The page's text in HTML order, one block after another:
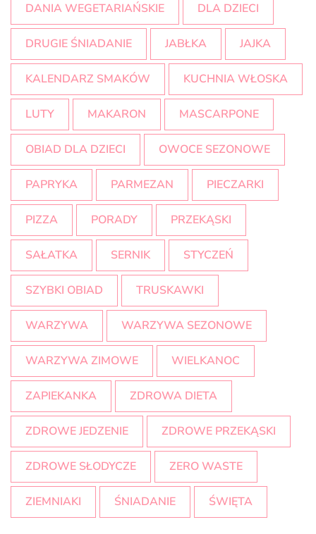
DANIA WEGETARIAŃSKIE DLA DZIECI
DRUGIE ŚNIADANIE JABŁKA JAJKA
KALENDARZ SMAKÓW KUCHNIA WŁOSKA
LUTY MAKARON MASCARPONE
OBIAD DLA DZIECI OWOCE SEZONOWE
PAPRYKA PARMEZAN PIECZARKI
PIZZA PORADY PRZEKĄSKI
SAŁATKA SERNIK STYCZEŃ
SZYBKI OBIAD TRUSKAWKI
WARZYWA WARZYWA SEZONOWE
WARZYWA ZIMOWE WIELKANOC
ZAPIEKANKA ZDROWA DIETA
ZDROWE JEDZENIE ZDROWE PRZEKĄSKI
ZDROWE SŁODYCZE ZERO WASTE
ZIEMNIAKI ŚNIADANIE ŚWIĘTA